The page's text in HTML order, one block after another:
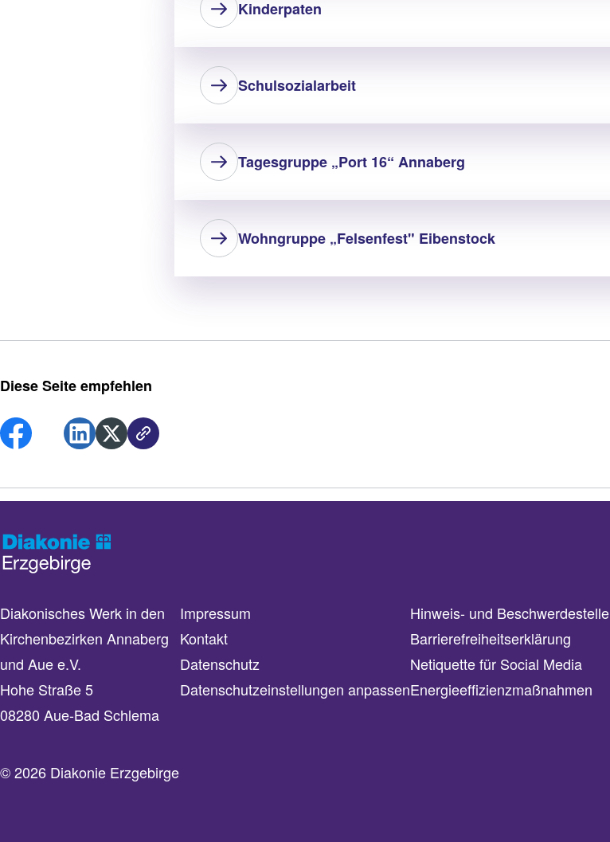
Kinderpaten
Schulsozialarbeit
Tagesgruppe „Port 16“ Annaberg
Wohngruppe „Felsenfest" Eibenstock
Diese Seite empfehlen
Diakonisches Werk in den
Kirchenbezirken Annaberg
und Aue e.V.
Hohe Straße 5
08280 Aue-Bad Schlema
Impressum
Kontakt
Datenschutz
Datenschutzeinstellungen anpassen
Hinweis- und Beschwerdestelle
Barrierefreiheitserklärung
Netiquette für Social Media
Energieeffizienzmaßnahmen
© 2026 Diakonie Erzgebirge